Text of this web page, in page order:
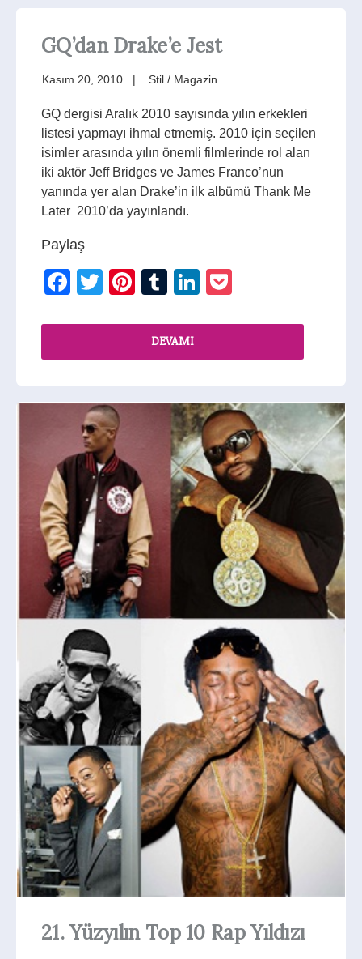
GQ’dan Drake’e Jest
Kasım 20, 2010 Stil / Magazin
GQ dergisi Aralık 2010 sayısında yılın erkekleri
listesi yapmayı ihmal etmemiş. 2010 için seçilen
isimler arasında yılın önemli filmlerinde rol alan
iki aktör Jeff Bridges ve James Franco’nun
yanında yer alan Drake’in ilk albümü Thank Me
Later 2010’da yayınlandı.
Paylaş
Facebook
TwitterPinterest
TumblrLinkedIn
DEVAMI
21. Yüzyılın Top 10 Rap Yıldızı